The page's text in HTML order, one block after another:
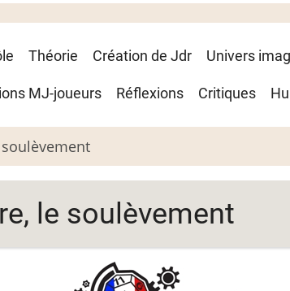
Théorie Création de Jdr Univers
MJ-joueurs Réflexions Critiques
le soulèvement